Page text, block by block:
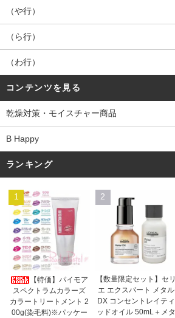
（や行）
（ら行）
（わ行）
コンテンツを見る
乾燥対策・モイスチャー商品
B Happy
ランキング
1
【特価】パイモア
スペクトラムカラーズ
カラートリートメント 2
00g(染毛料)※パッケー
2
【数量限定セット】セリ
エ エクスパート メタル
DX コンセントレイティ
ッドオイル 50mL＋メタ